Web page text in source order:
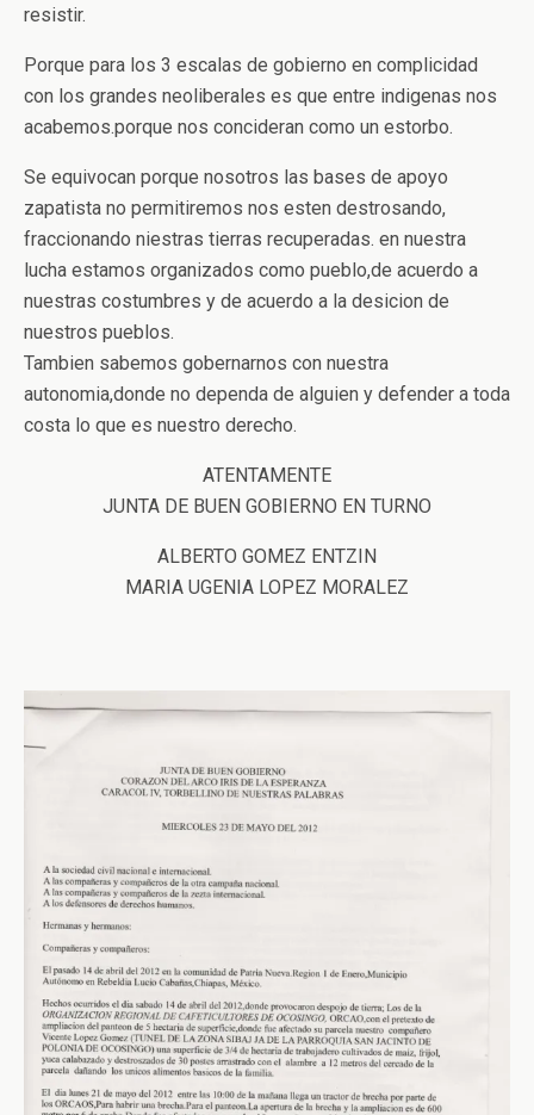
resistir.
Porque para los 3 escalas de gobierno en complicidad
con los grandes neoliberales es que entre indigenas nos
acabemos.porque nos concideran como un estorbo.
Se equivocan porque nosotros las bases de apoyo
zapatista no permitiremos nos esten destrosando,
fraccionando niestras tierras recuperadas. en nuestra
lucha estamos organizados como pueblo,de acuerdo a
nuestras costumbres y de acuerdo a la desicion de
nuestros pueblos.
Tambien sabemos gobernarnos con nuestra
autonomia,donde no dependa de alguien y defender a toda
costa lo que es nuestro derecho.
ATENTAMENTE
JUNTA DE BUEN GOBIERNO EN TURNO
ALBERTO GOMEZ ENTZIN
MARIA UGENIA LOPEZ MORALEZ